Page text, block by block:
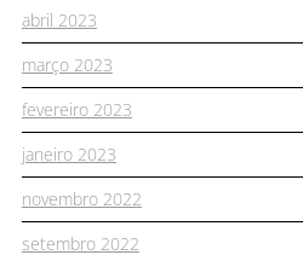
abril 2023
março 2023
fevereiro 2023
janeiro 2023
novembro 2022
setembro 2022